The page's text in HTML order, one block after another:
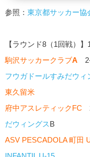
参照： 東京都サッカー協
【ラウンド8（1回戦）】
駒沢サッカークラブA
フウガドールすみだウィ
東久留米
府中アスレティックFC
だウィングスB
ASV PESCADOLA 町田